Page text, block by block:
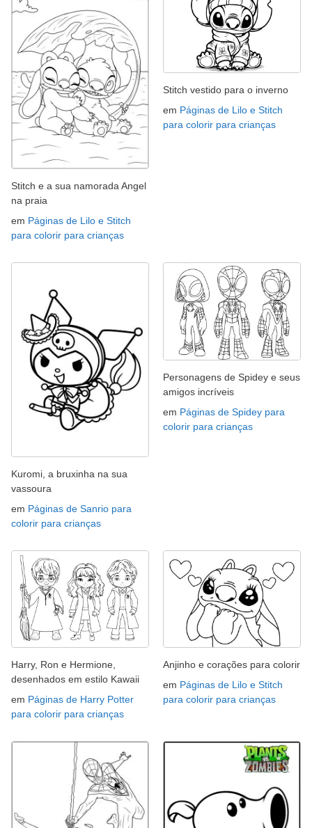
Stitch e a sua namorada Angel
na praia
em Páginas de Lilo e Stitch
para colorir para crianças
Stitch vestido para o inverno
em Páginas de Lilo e Stitch
para colorir para crianças
Kuromi, a bruxinha na sua
vassoura
em Páginas de Sanrio para
colorir para crianças
Personagens de Spidey e seus
amigos incríveis
em Páginas de Spidey para
colorir para crianças
Harry, Ron e Hermione,
desenhados em estilo Kawaii
em Páginas de Harry Potter
para colorir para crianças
Anjinho e corações para colorir
em Páginas de Lilo e Stitch
para colorir para crianças